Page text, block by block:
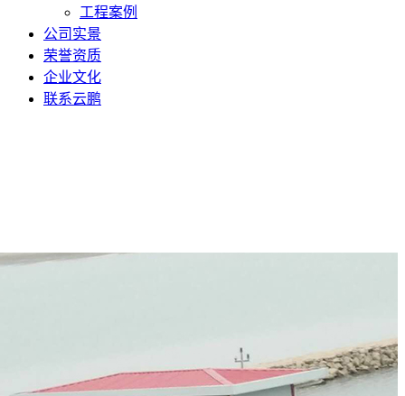
工程案例
公司实景
荣誉资质
企业文化
联系云鹏